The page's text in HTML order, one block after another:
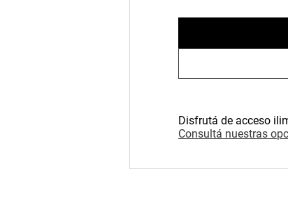
Disfrutá de acceso
Consultá nuestras